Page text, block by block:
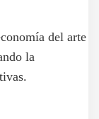
del arte
la